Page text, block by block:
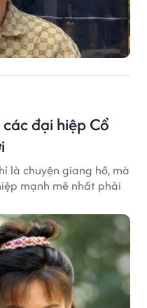
đại hiệp Cổ
là chuyện giang hồ, mà
mạnh mẽ nhất phải